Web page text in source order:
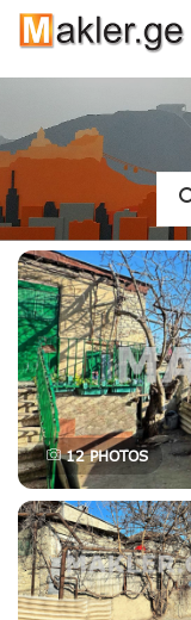
12PHOTOS